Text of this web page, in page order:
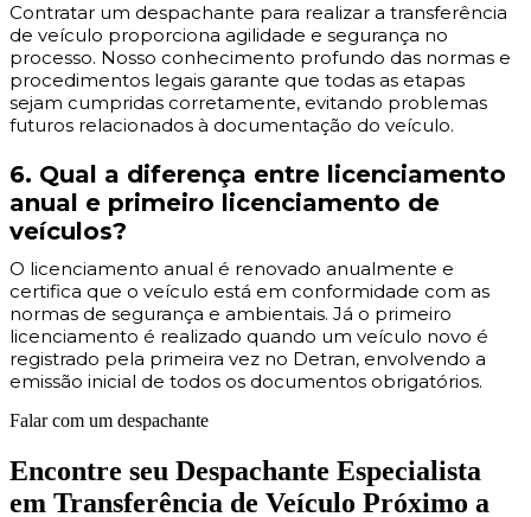
Contratar um despachante para realizar a transferência
de veículo proporciona agilidade e segurança no
processo. Nosso conhecimento profundo das normas e
procedimentos legais garante que todas as etapas
sejam cumpridas corretamente, evitando problemas
futuros relacionados à documentação do veículo.
6. Qual a diferença entre licenciamento
anual e primeiro licenciamento de
veículos?
O licenciamento anual é renovado anualmente e
certifica que o veículo está em conformidade com as
normas de segurança e ambientais. Já o primeiro
licenciamento é realizado quando um veículo novo é
registrado pela primeira vez no Detran, envolvendo a
emissão inicial de todos os documentos obrigatórios.
Falar com um despachante
Encontre seu Despachante Especialista
em Transferência de Veículo Próximo a